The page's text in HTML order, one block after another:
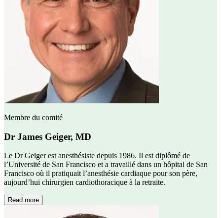
Membre du comité
Dr James Geiger, MD
Le Dr Geiger est anesthésiste depuis 1986. Il est diplômé de
l’Université de San Francisco et a travaillé dans un hôpital de San
Francisco où il pratiquait l’anesthésie cardiaque pour son père,
aujourd’hui chirurgien cardiothoracique à la retraite.
Read more